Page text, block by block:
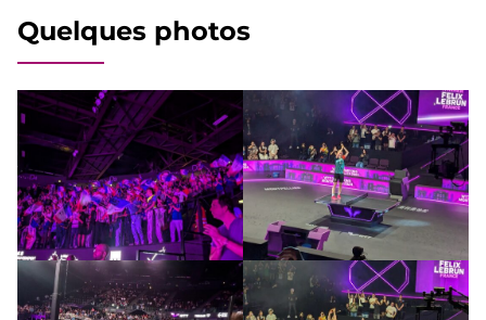
Quelques photos